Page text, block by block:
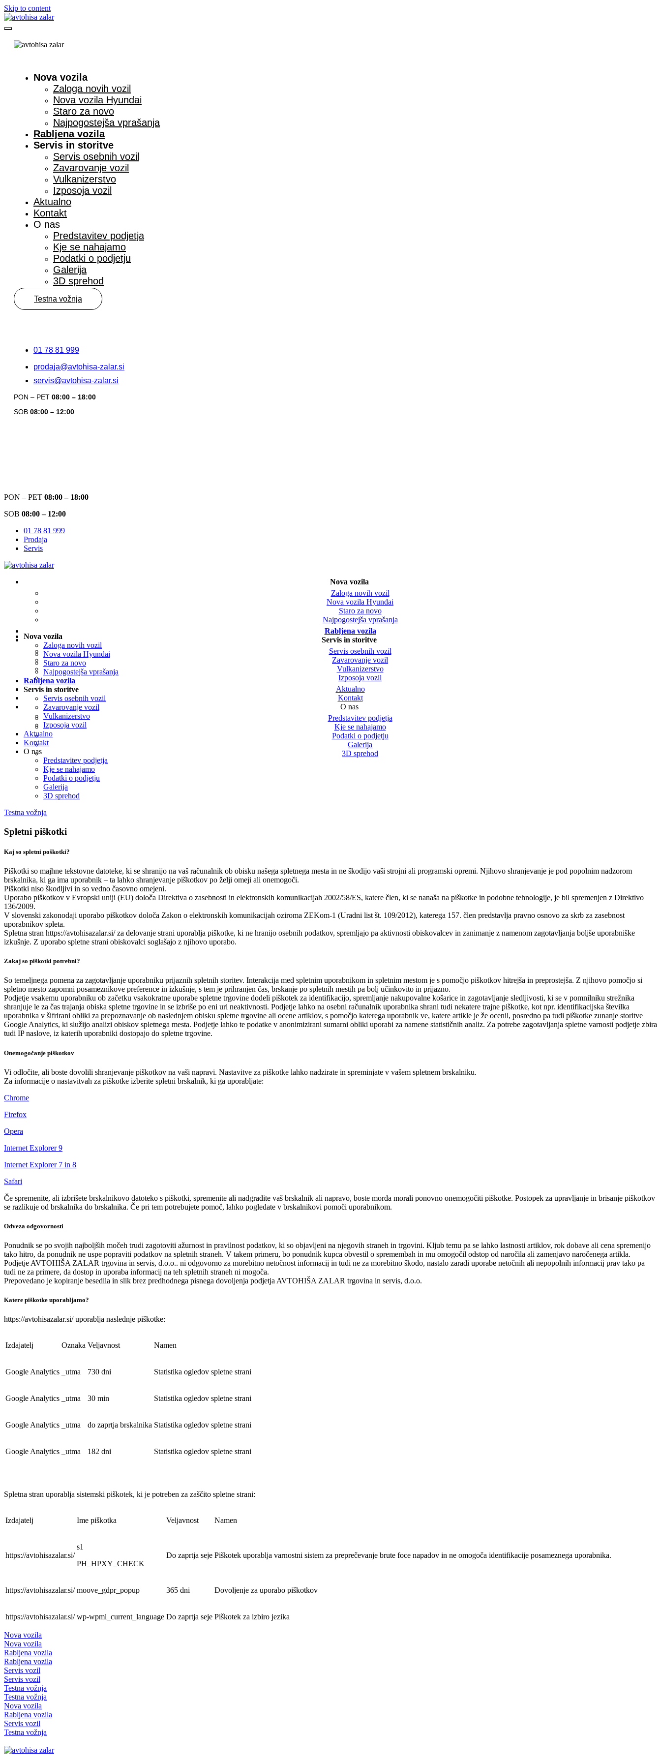
Skip to content
Nova vozila
Zaloga novih vozil
Nova vozila Hyundai
Staro za novo
Najpogostejša vprašanja
Rabljena vozila
Servis in storitve
Servis osebnih vozil
Zavarovanje vozil
Vulkanizerstvo
Izposoja vozil
Aktualno
Kontakt
O nas
Predstavitev podjetja
Kje se nahajamo
Podatki o podjetju
Galerija
3D sprehod
Testna vožnja
01 78 81 999
prodaja@avtohisa-zalar.si
servis@avtohisa-zalar.si
PON – PET 08:00 – 18:00
SOB 08:00 – 12:00
PON – PET 08:00 – 18:00
SOB 08:00 – 12:00
01 78 81 999
Prodaja
Servis
Nova vozila
Zaloga novih vozil
Nova vozila Hyundai
Staro za novo
Najpogostejša vprašanja
Rabljena vozila
Servis in storitve
Servis osebnih vozil
Zavarovanje vozil
Vulkanizerstvo
Izposoja vozil
Aktualno
Kontakt
O nas
Predstavitev podjetja
Kje se nahajamo
Podatki o podjetju
Galerija
3D sprehod
Nova vozila
Zaloga novih vozil
Nova vozila Hyundai
Staro za novo
Najpogostejša vprašanja
Rabljena vozila
Servis in storitve
Servis osebnih vozil
Zavarovanje vozil
Vulkanizerstvo
Izposoja vozil
Aktualno
Kontakt
O nas
Predstavitev podjetja
Kje se nahajamo
Podatki o podjetju
Galerija
3D sprehod
Testna vožnja
Spletni piškotki
Kaj so spletni poškotki?
Piškotki so majhne tekstovne datoteke, ki se shranijo na vaš računalnik ob obisku našega spletnega mesta in ne škodijo vaši strojni ali programski opremi. Njihovo shranjevanje je pod popolnim nadzorom
brskalnika, ki ga ima uporabnik – ta lahko shranjevanje piškotkov po želji omeji ali onemogoči.
Piškotki niso škodljivi in so vedno časovno omejeni.
Uporabo piškotkov v Evropski uniji (EU) določa Direktiva o zasebnosti in elektronskih komunikacijah 2002/58/ES, katere člen, ki se nanaša na piškotke in podobne tehnologije, je bil spremenjen z Direktivo
136/2009.
V slovenski zakonodaji uporabo piškotkov določa Zakon o elektronskih komunikacijah oziroma ZEKom-1 (Uradni list št. 109/2012), katerega 157. člen predstavlja pravno osnovo za skrb za zasebnost
uporabnikov spleta.
Spletna stran https://avtohisazalar.si/ za delovanje strani uporablja piškotke, ki ne hranijo osebnih podatkov, spremljajo pa aktivnosti obiskovalcev in zanimanje z namenom zagotavljanja boljše uporabniške
izkušnje. Z uporabo spletne strani obiskovalci soglašajo z njihovo uporabo.
Zakaj so piškotki potrebni?
So temeljnega pomena za zagotavljanje uporabniku prijaznih spletnih storitev. Interakcija med spletnim uporabnikom in spletnim mestom je s pomočjo piškotkov hitrejša in preprostejša. Z njihovo pomočjo si
spletno mesto zapomni posameznikove preference in izkušnje, s tem je prihranjen čas, brskanje po spletnih mestih pa bolj učinkovito in prijazno.
Podjetje vsakemu uporabniku ob začetku vsakokratne uporabe spletne trgovine dodeli piškotek za identifikacijo, spremljanje nakupovalne košarice in zagotavljanje sledljivosti, ki se v pomnilniku strežnika
shranjuje le za čas trajanja obiska spletne trgovine in se izbriše po eni uri neaktivnosti. Podjetje lahko na osebni računalnik uporabnika shrani tudi nekatere trajne piškotke, kot npr. identifikacijska številka
uporabnika v šifrirani obliki za prepoznavanje ob naslednjem obisku spletne trgovine ali ocene artiklov, s pomočjo katerega uporabnik ve, katere artikle je že ocenil, posredno pa tudi piškotke zunanje storitve
Google Analytics, ki služijo analizi obiskov spletnega mesta. Podjetje lahko te podatke v anonimizirani sumarni obliki uporabi za namene statističnih analiz. Za potrebe zagotavljanja spletne varnosti podjetje zbira
tudi IP naslove, iz katerih uporabniki dostopajo do spletne trgovine.
Onemogočanje piškotkov
Vi odločite, ali boste dovolili shranjevanje piškotkov na vaši napravi. Nastavitve za piškotke lahko nadzirate in spreminjate v vašem spletnem brskalniku.
Za informacije o nastavitvah za piškotke izberite spletni brskalnik, ki ga uporabljate:
Chrome
Firefox
Opera
Internet Explorer 9
Internet Explorer 7 in 8
Safari
Če spremenite, ali izbrišete brskalnikovo datoteko s piškotki, spremenite ali nadgradite vaš brskalnik ali napravo, boste morda morali ponovno onemogočiti piškotke. Postopek za upravljanje in brisanje piškotkov
se razlikuje od brskalnika do brskalnika. Če pri tem potrebujete pomoč, lahko pogledate v brskalnikovi pomoči uporabnikom.
Odveza odgovornosti
Ponudnik se po svojih najboljših močeh trudi zagotoviti ažurnost in pravilnost podatkov, ki so objavljeni na njegovih straneh in trgovini. Kljub temu pa se lahko lastnosti artiklov, rok dobave ali cena spremenijo
tako hitro, da ponudnik ne uspe popraviti podatkov na spletnih straneh. V takem primeru, bo ponudnik kupca obvestil o spremembah in mu omogočil odstop od naročila ali zamenjavo naročenega artikla.
Podjetje AVTOHIŠA ZALAR trgovina in servis, d.o.o.. ni odgovorno za morebitno netočnost informacij in tudi ne za morebitno škodo, nastalo zaradi uporabe netočnih ali nepopolnih informacij prav tako pa
tudi ne za primere, da dostop in uporaba informacij na teh spletnih straneh ni mogoča.
Prepovedano je kopiranje besedila in slik brez predhodnega pisnega dovoljenja podjetja AVTOHIŠA ZALAR trgovina in servis, d.o.o.
Katere piškotke uporabljamo?
https://avtohisazalar.si/ uporablja naslednje piškotke:
Izdajatelj Oznaka Veljavnost Namen
Google Analytics _utma 730 dni Statistika ogledov spletne strani
Google Analytics _utma 30 min Statistika ogledov spletne strani
Google Analytics _utma do zaprtja brskalnika Statistika ogledov spletne strani
Google Analytics _utma 182 dni Statistika ogledov spletne strani
Spletna stran uporablja sistemski piškotek, ki je potreben za zaščito spletne strani:
Izdajatelj Ime piškotka Veljavnost Namen
https://avtohisazalar.si/
s1
PH_HPXY_CHECK
Do zaprtja seje Piškotek uporablja varnostni sistem za preprečevanje brute foce napadov in ne omogoča identifikacije posameznega uporabnika.
https://avtohisazalar.si/ moove_gdpr_popup 365 dni Dovoljenje za uporabo piškotkov
https://avtohisazalar.si/ wp-wpml_current_language Do zaprtja seje Piškotek za izbiro jezika
Nova vozila
Nova vozila
Rabljena vozila
Rabljena vozila
Servis vozil
Servis vozil
Testna vožnja
Testna vožnja
Nova vozila
Rabljena vozila
Servis vozil
Testna vožnja